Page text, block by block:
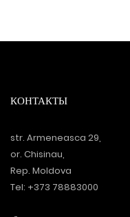
КОНТАКТЫ
str. Armeneasca 29,
or. Chisinau,
Rep. Moldova
Tel: +373 78883000